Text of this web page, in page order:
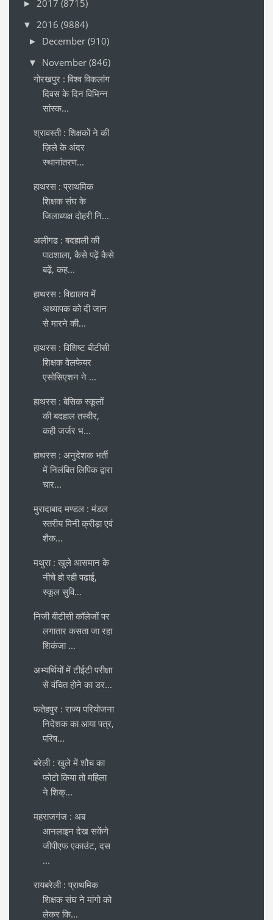
► 2017 (8715)
▼ 2016 (9884)
► December (910)
▼ November (846)
गोरखपुर : विश्व विकलांग
दिवस के दिन विभिन्न
सांस्क...
श्रावस्ती : शिक्षकों ने की
ज़िले के अंदर
स्थानांतरण...
हाथरस : प्राथमिक
शिक्षक संघ के
जिलाध्यक्ष दोहरी नि...
अलीगढ : बदहाली की
पाठशाला, कैसे पढ़ें कैसे
बढ़ें, कह...
हाथरस : विद्यालय में
अध्यापक को दी जान
से मारने की...
हाथरस : विशिष्ट बीटीसी
शिक्षक वेलफेयर
एसोसिएशन ने ...
हाथरस : बेसिक स्कूलों
की बदहाल तस्वीर,
कही जर्जर भ...
हाथरस : अनुदेशक भर्ती
में निलंबित लिपिक द्वारा
चार...
मुरादाबाद मण्डल : मंडल
स्तरीय मिनी क्रीड़ा एवं
शैक...
मथुरा : खुले आसमान के
नीचे हो रही पढाई,
स्कूल सुवि...
निजी बीटीसी कॉलेजों पर
लगातार कसता जा रहा
शिकंजा ...
अभ्यर्थियों में टीईटी परीक्षा
से वंचित होने का डर...
फतेहपुर : राज्य परियोजना
निदेशक का आया पत्र,
परिष...
बरेली : खुले में शौच का
फोटो किया तो महिला
ने शिक्...
महराजगंज : अब
आनलाइन देख सकेंगे
जीपीएफ एकाउंट, दस
...
रायबरेली : प्राथमिक
शिक्षक संघ ने मांगो को
लेकर कि...